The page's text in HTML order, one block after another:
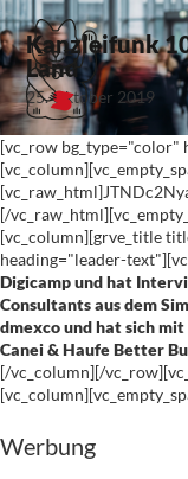
Kanzleifunk
Land
25. Oktober 2019
[vc_row bg_type="color"
[/
[vc_column][grve_title
heading="leader-
Digicamp und hat
Consultants aus dem
dmexco und hat sich
Canei & Haufe Better
[/vc_column][/
Werbung